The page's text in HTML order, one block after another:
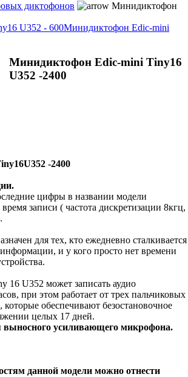
диктофонов
Минидиктофон
U352 - 600Минидиктофон Edic-mini
Минидиктофон Edic-mini Tiny16
U352 -2400
-2400
цифры в названии модели
записи ( частота дискретизации 8кгц,
для тех, кто ежедневно сталкивается
и у кого просто нет времени
U352 может записать аудио
при этом работает от трех пальчиковых
которые обеспечивают безостановочное
целых 17 дней.
выносного усиливающего микрофона.
данной модели можно отнести